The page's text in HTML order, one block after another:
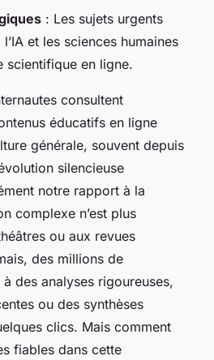
: Les sujets urgents
et les sciences humaines
scientifique en ligne.
consultent
éducatifs en ligne
générale, souvent depuis
silencieuse
notre rapport à la
complexe n’est plus
ou aux revues
des millions de
des analyses rigoureuses,
ou des synthèses
clics. Mais comment
fiables dans cette